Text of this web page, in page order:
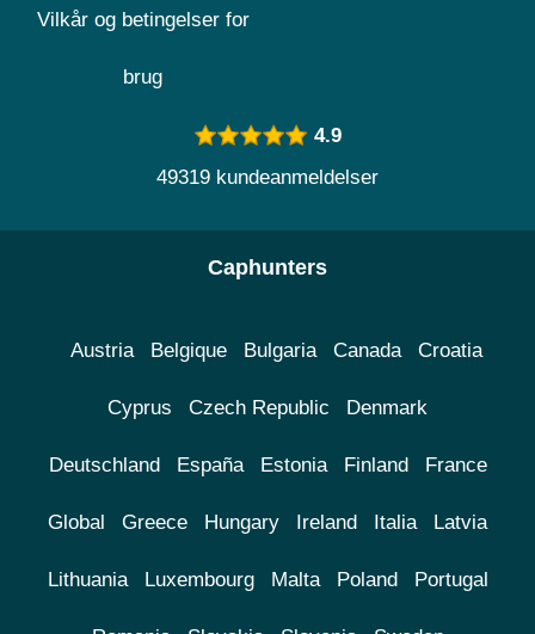
Vilkår og betingelser for
brug
4.9
49319 kundeanmeldelser
Caphunters
Austria Belgique Bulgaria Canada Croatia
Cyprus Czech Republic Denmark
Deutschland España Estonia Finland France
Global Greece Hungary Ireland Italia Latvia
Lithuania Luxembourg Malta Poland Portugal